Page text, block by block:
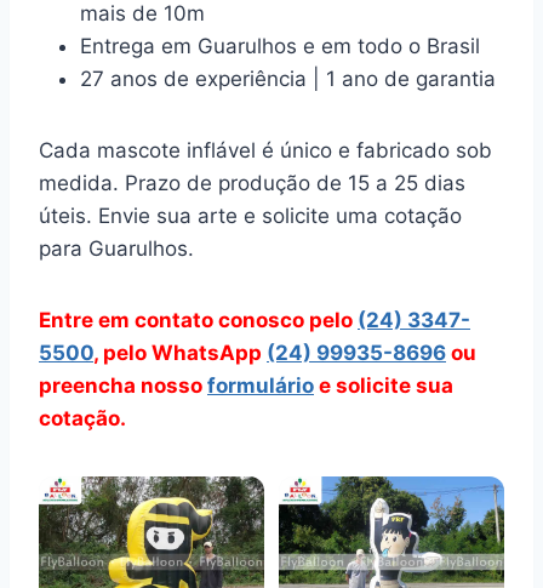
mais de 10m
Entrega em Guarulhos e em todo o Brasil
27 anos de experiência | 1 ano de garantia
Cada mascote inflável é único e fabricado sob
medida. Prazo de produção de 15 a 25 dias
úteis. Envie sua arte e solicite uma cotação
para Guarulhos.
Entre em contato conosco pelo (24) 3347-
5500, pelo WhatsApp (24) 99935-8696 ou
preencha nosso formulário e solicite sua
cotação.